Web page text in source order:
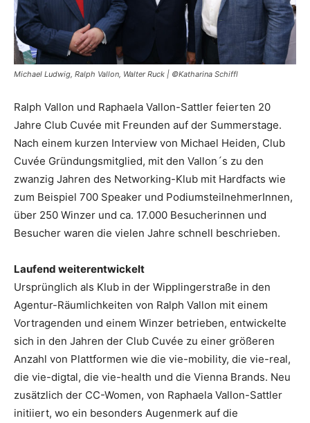
Michael Ludwig, Ralph Vallon, Walter Ruck | ©Katharina Schiffl
Ralph Vallon und Raphaela Vallon-Sattler feierten 20
Jahre Club Cuvée mit Freunden auf der Summerstage.
Nach einem kurzen Interview von Michael Heiden, Club
Cuvée Gründungsmitglied, mit den Vallon´s zu den
zwanzig Jahren des Networking-Klub mit Hardfacts wie
zum Beispiel 700 Speaker und PodiumsteilnehmerInnen,
über 250 Winzer und ca. 17.000 Besucherinnen und
Besucher waren die vielen Jahre schnell beschrieben.
Laufend weiterentwickelt
Ursprünglich als Klub in der Wipplingerstraße in den
Agentur-Räumlichkeiten von Ralph Vallon mit einem
Vortragenden und einem Winzer betrieben, entwickelte
sich in den Jahren der Club Cuvée zu einer größeren
Anzahl von Plattformen wie die vie-mobility, die vie-real,
die vie-digtal, die vie-health und die Vienna Brands. Neu
zusätzlich der CC-Women, von Raphaela Vallon-Sattler
initiiert, wo ein besonders Augenmerk auf die